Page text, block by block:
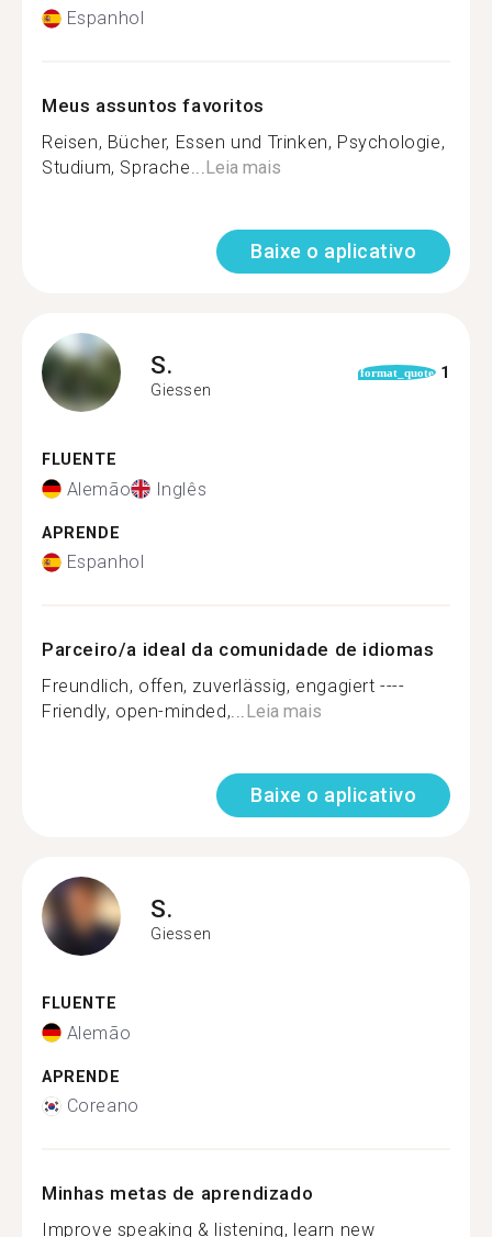
Espanhol
Meus assuntos favoritos
Reisen, Bücher, Essen und Trinken, Psychologie,
Studium, Sprache...Leia mais
Baixe o aplicativo
S.
Giessen
format_quote 1
FLUENTE
Alemão Inglês
APRENDE
Espanhol
Parceiro/a ideal da comunidade de idiomas
Freundlich, offen, zuverlässig, engagiert ----
Friendly, open-minded,...Leia mais
Baixe o aplicativo
S.
Giessen
FLUENTE
Alemão
APRENDE
Coreano
Minhas metas de aprendizado
Improve speaking & listening, learn new